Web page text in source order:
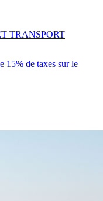
15% de taxes sur le
TRANSPORT